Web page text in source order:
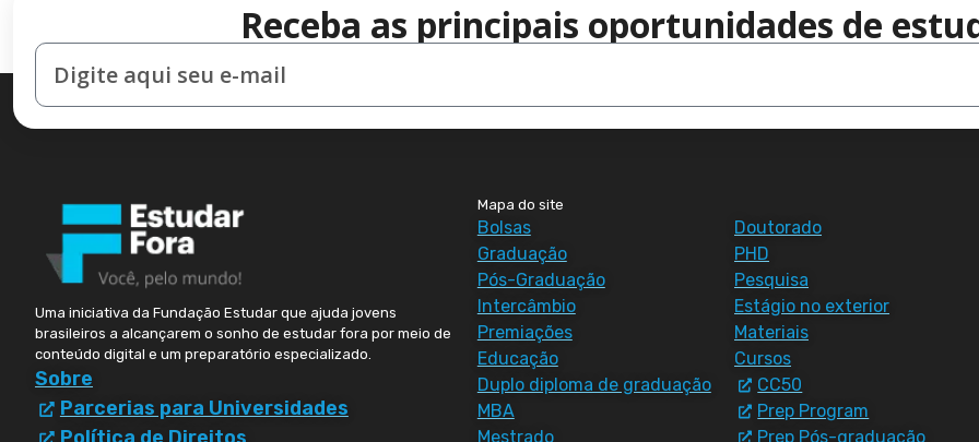
Receba as principais oportunidades de
Uma iniciativa da Fundação Estudar que ajuda jovens
brasileiros a alcançarem o sonho de estudar fora por meio de
conteúdo digital e um preparatório especializado.
Sobre
Parcerias para Universidades
Mapa do site
Bolsas
Graduação
Pós-Graduação
Intercâmbio
Premiações
Educação
Duplo diploma de graduação
MBA
Mestrado
Doutorado
PHD
Pesquisa
Estágio no exterior
Materiais
Cursos
CC50
Prep Program
Prep Pós-graduação